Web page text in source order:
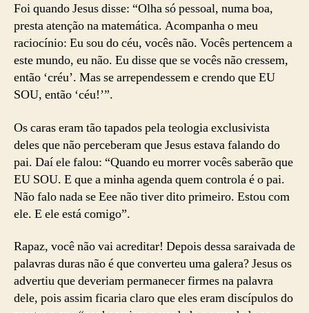
Foi quando Jesus disse: “Olha só pessoal, numa boa,
presta atenção na matemática. Acompanha o meu
raciocínio: Eu sou do céu, vocês não. Vocês pertencem a
este mundo, eu não. Eu disse que se vocês não cressem,
então ‘créu’. Mas se arrependessem e crendo que EU
SOU, então ‘céu!’”.
Os caras eram tão tapados pela teologia exclusivista
deles que não perceberam que Jesus estava falando do
pai. Daí ele falou: “Quando eu morrer vocês saberão que
EU SOU. E que a minha agenda quem controla é o pai.
Não falo nada se Eee não tiver dito primeiro. Estou com
ele. E ele está comigo”.
Rapaz, você não vai acreditar! Depois dessa saraivada de
palavras duras não é que converteu uma galera? Jesus os
advertiu que deveriam permanecer firmes na palavra
dele, pois assim ficaria claro que eles eram discípulos do